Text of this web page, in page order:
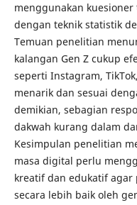
menggunakan
dengan teknik statistik
Temuan penelitian
kalangan Gen Z cukup
seperti Instagram,
menarik dan sesuai
demikian, sebagian
dakwah kurang dalam
Kesimpulan penelitian
masa digital perlu
kreatif dan edukatif agar
secara lebih baik oleh